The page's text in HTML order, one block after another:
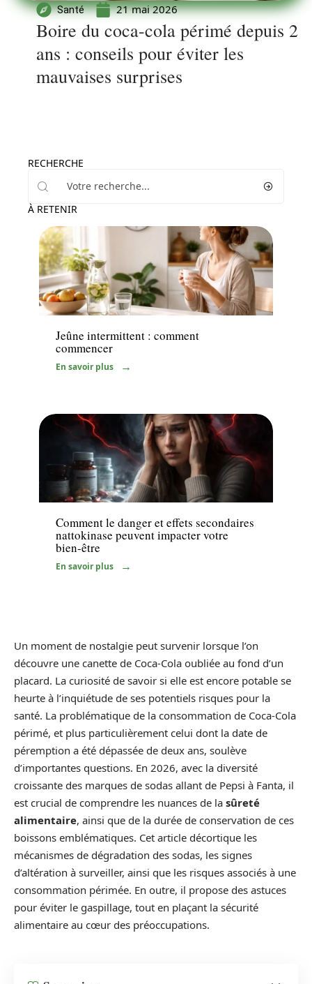
Santé 21 mai 2026
Boire du coca-cola périmé depuis 2
ans : conseils pour éviter les
mauvaises surprises
RECHERCHE
À RETENIR
Minceur
Jeûne intermittent : comment
commencer
En savoir plus
Bien-être
Comment le danger et effets secondaires
nattokinase peuvent impacter votre
bien-être
En savoir plus
Un moment de nostalgie peut survenir lorsque l’on
découvre une canette de Coca-Cola oubliée au fond d’un
placard. La curiosité de savoir si elle est encore potable se
heurte à l’inquiétude de ses potentiels risques pour la
santé. La problématique de la consommation de Coca-Cola
périmé, et plus particulièrement celui dont la date de
péremption a été dépassée de deux ans, soulève
d’importantes questions. En 2026, avec la diversité
croissante des marques de sodas allant de Pepsi à Fanta, il
est crucial de comprendre les nuances de la sûreté
alimentaire, ainsi que de la durée de conservation de ces
boissons emblématiques. Cet article décortique les
mécanismes de dégradation des sodas, les signes
d’altération à surveiller, ainsi que les risques associés à une
consommation périmée. En outre, il propose des astuces
pour éviter le gaspillage, tout en plaçant la sécurité
alimentaire au cœur des préoccupations.